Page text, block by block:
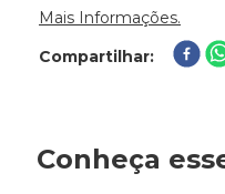
Mais Informações.
Compartilhar
Conheça